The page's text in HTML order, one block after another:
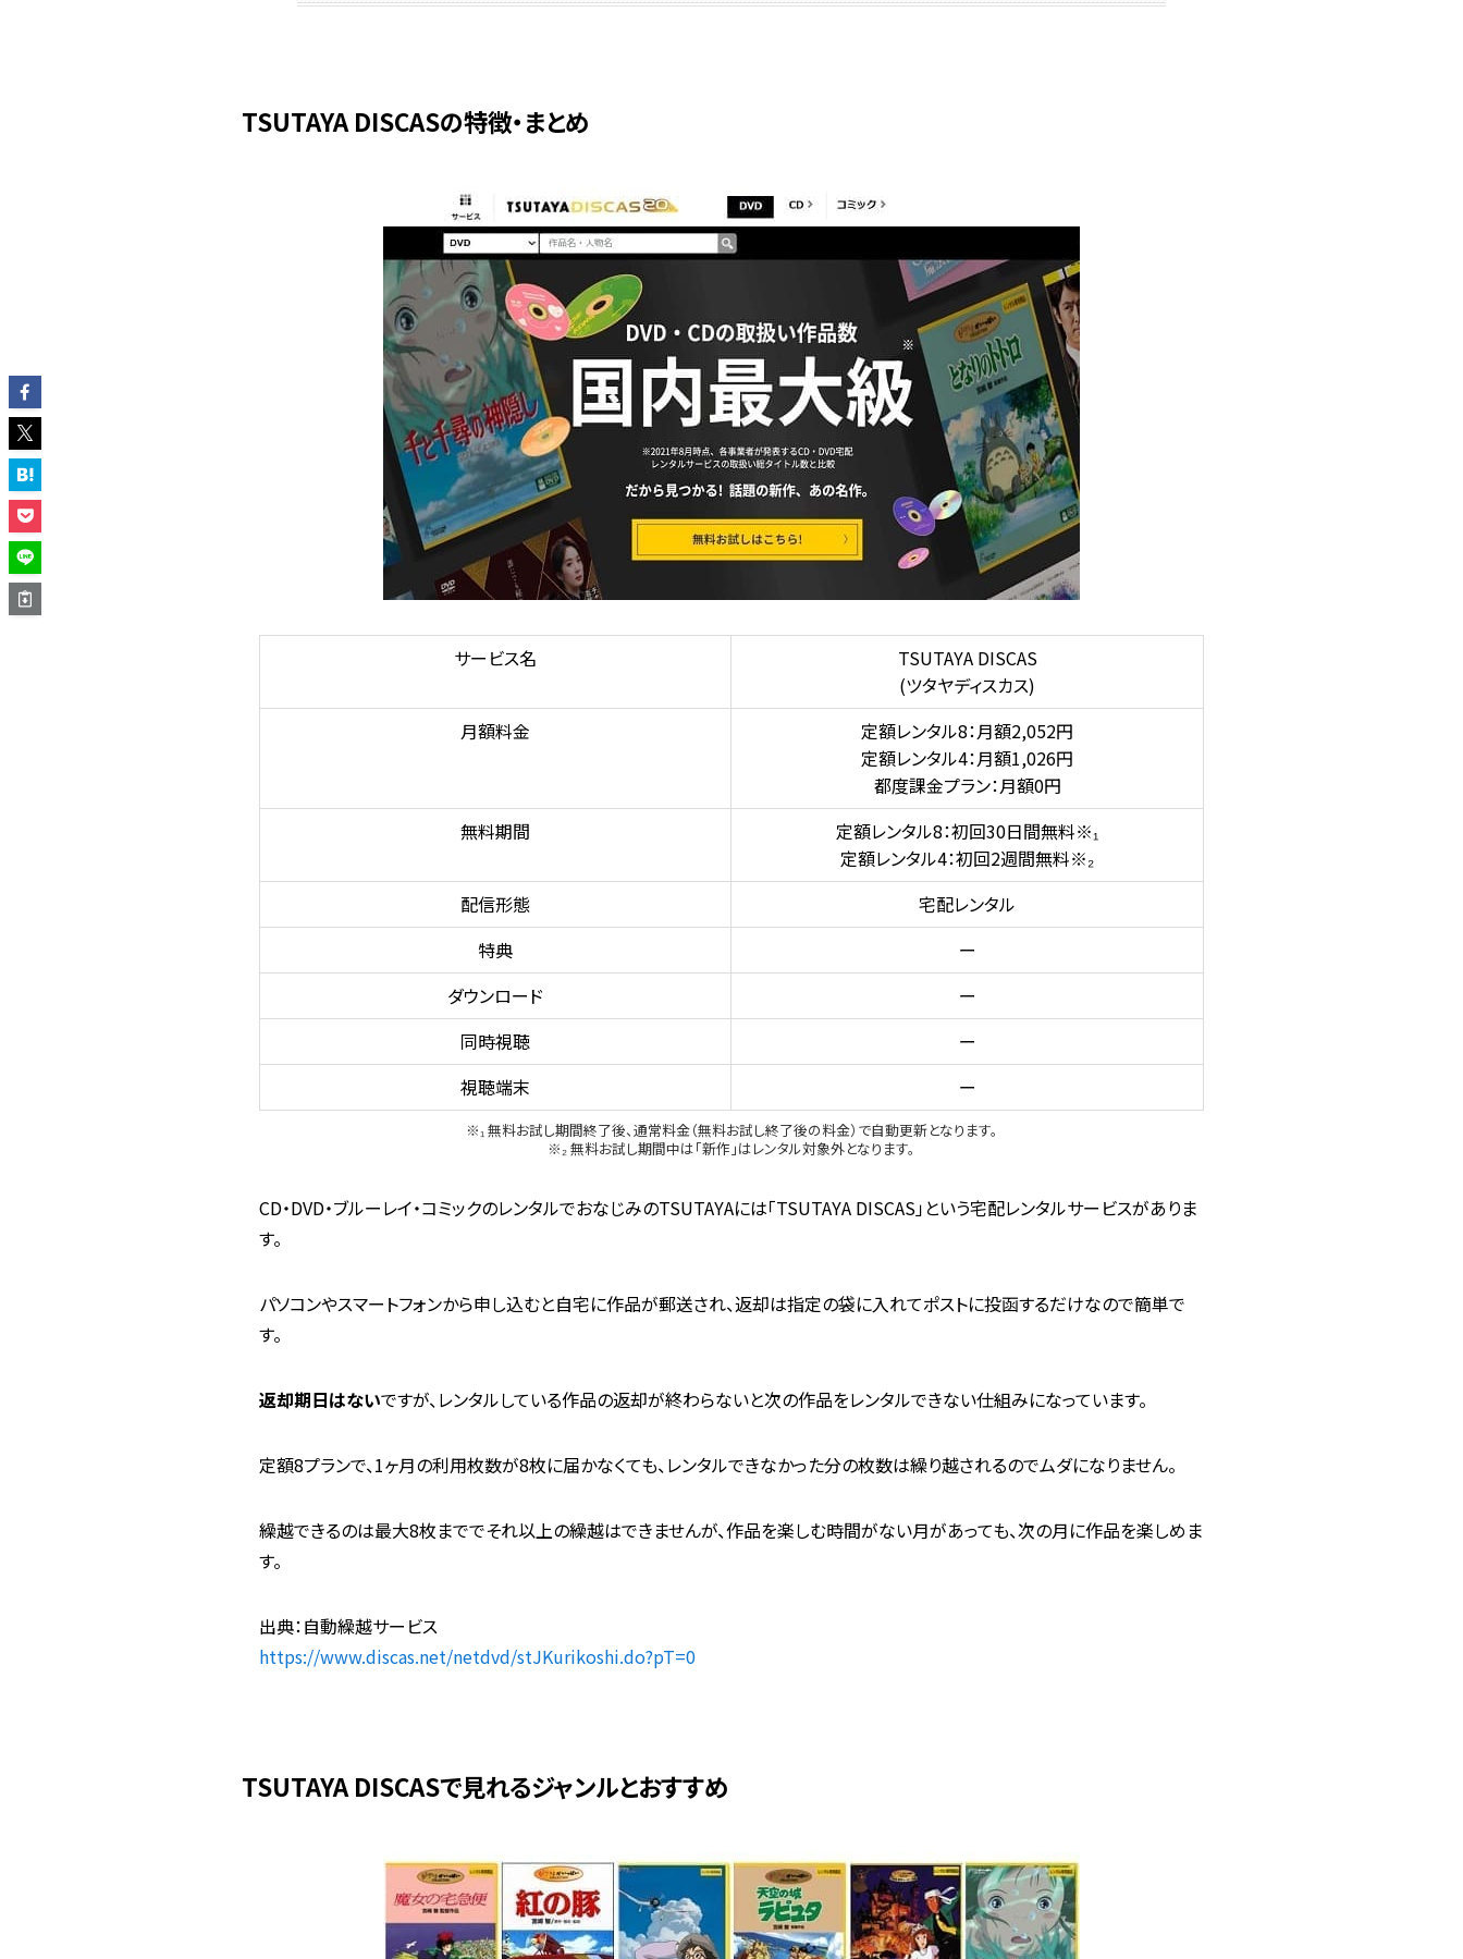
TSUTAYA DISCASの特徴・まとめ
サービス名
TSUTAYA DISCAS
(ツタヤディスカス)
月額料金
定額レンタル8：月額2,052円
定額レンタル4：月額1,026円
都度課金プラン：月額0円
無料期間
定額レンタル8：初回30日間無料※₁
定額レンタル4：初回2週間無料※₂
配信形態
宅配レンタル
特典
ー
ダウンロード
ー
同時視聴
ー
視聴端末
ー
※₁ 無料お試し期間終了後、通常料金（無料お試し終了後の料金）で自動更新となります。
※₂ 無料お試し期間中は「新作」はレンタル対象外となります。
CD・DVD・ブルーレイ・コミックのレンタルでおなじみのTSUTAYAには「TSUTAYA DISCAS」という宅配レンタルサービスがありま
す。
パソコンやスマートフォンから申し込むと自宅に作品が郵送され、返却は指定の袋に入れてポストに投函するだけなので簡単で
す。
返却期日はないですが、レンタルしている作品の返却が終わらないと次の作品をレンタルできない仕組みになっています。
定額8プランで、1ヶ月の利用枚数が8枚に届かなくても、レンタルできなかった分の枚数は繰り越されるのでムダになりません。
繰越できるのは最大8枚まででそれ以上の繰越はできませんが、作品を楽しむ時間がない月があっても、次の月に作品を楽しめま
す。
出典：自動繰越サービス
https://www.discas.net/netdvd/stJKurikoshi.do?pT=0
TSUTAYA DISCASで見れるジャンルとおすすめ